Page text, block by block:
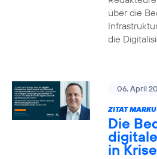
über die
die
06. April
ZITAT
Die
in